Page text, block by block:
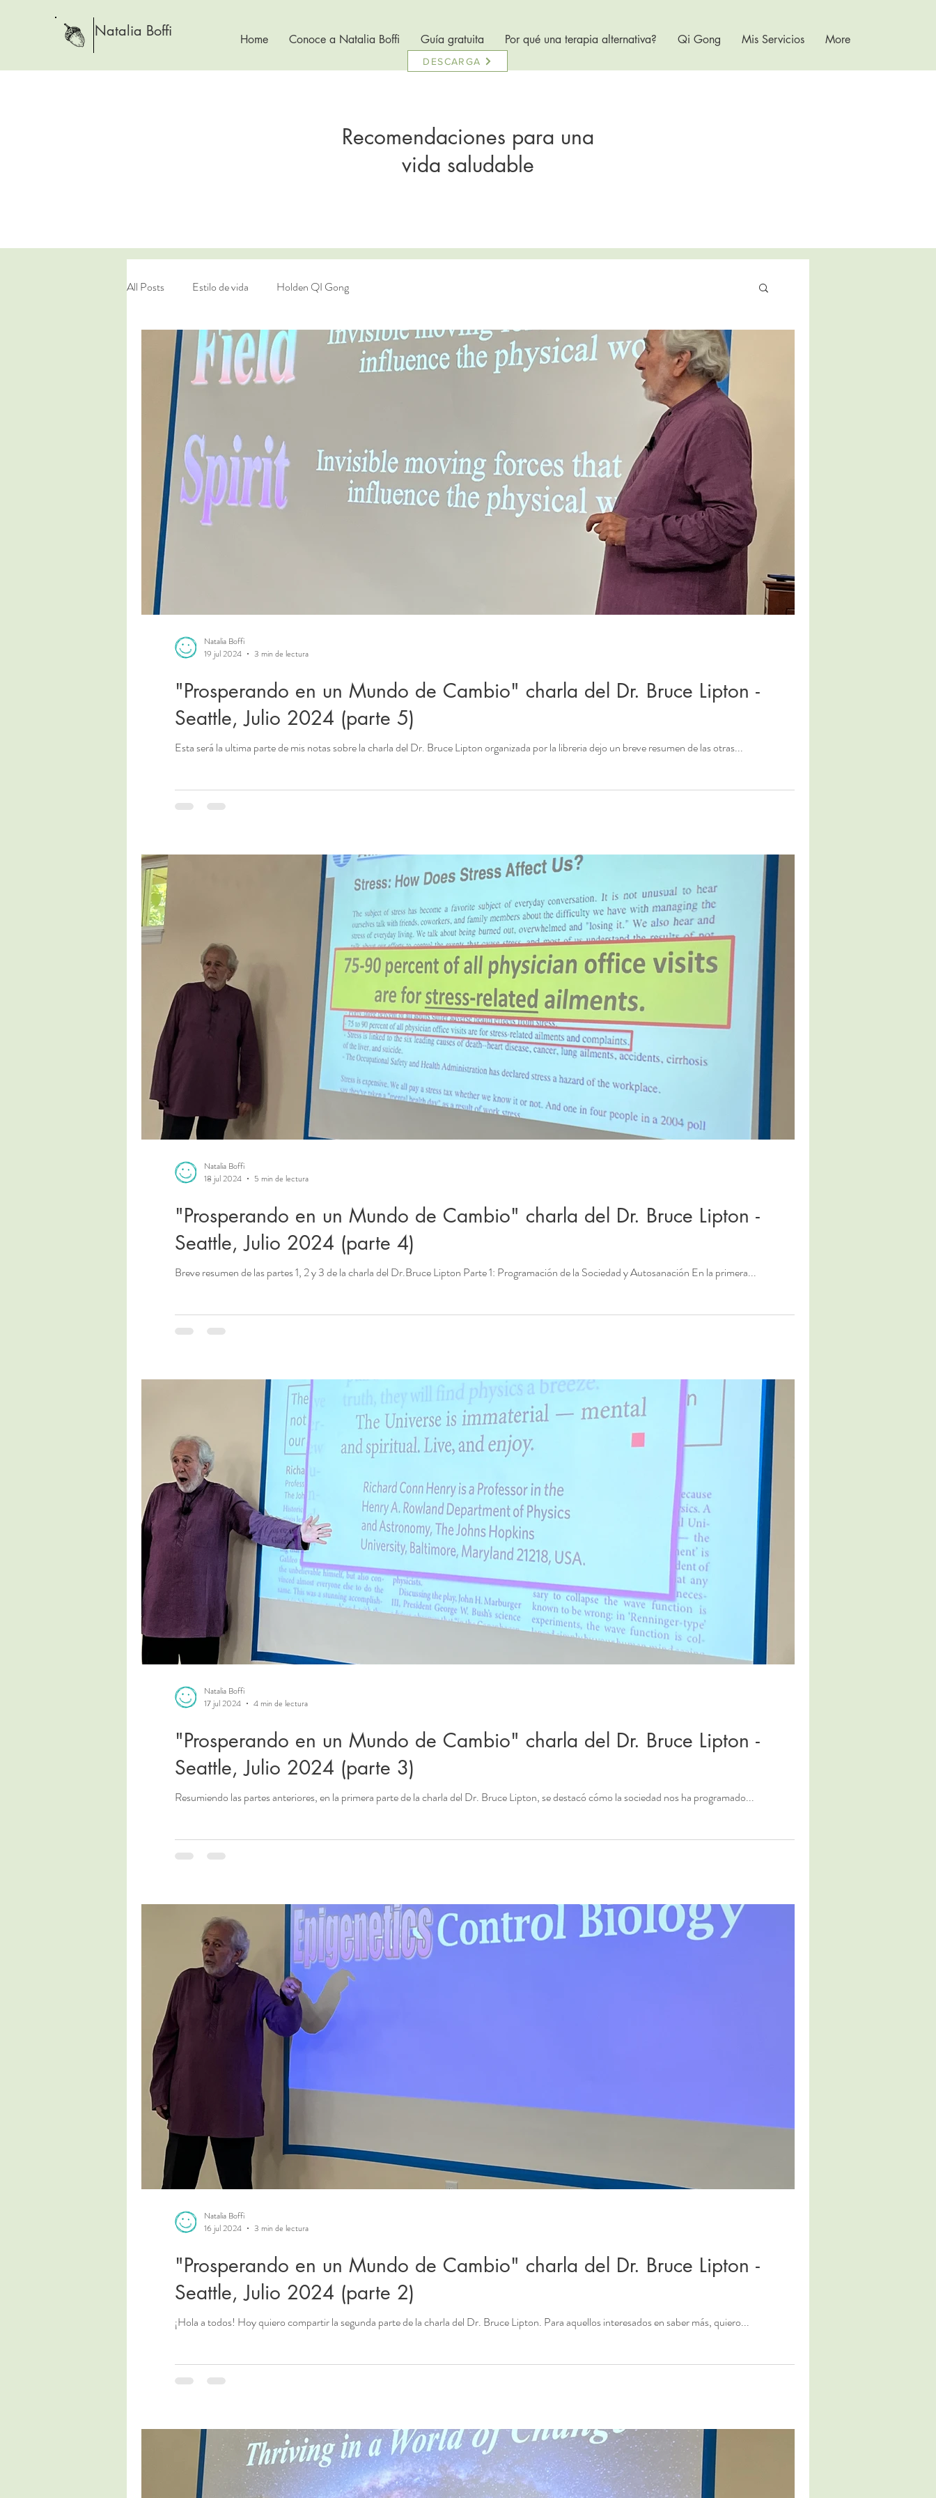
Natalia Boffi Home Conoce a Natalia Boffi Guía gratuita Por qué una terapia alternativa? Qi Gong Mis Servicios More
DESCARGA
Recomendaciones para una
vida saludable
All Posts Estilo de vida Holden QI Gong
"Prosperando en un Mundo de Cambio" charla del Dr. Bruce Lipton -
Seattle, Julio 2024 (parte 5)
Esta será la ultima parte de mis notas sobre la charla del Dr. Bruce Lipton organizada por la libreria dejo un breve resumen de las otras...
Natalia Boffi
19 jul 2024
3 min de lectura
"Prosperando en un Mundo de Cambio" charla del Dr. Bruce Lipton -
Seattle, Julio 2024 (parte 4)
Breve resumen de las partes 1, 2 y 3 de la charla del Dr.Bruce Lipton Parte 1: Programación de la Sociedad y Autosanación En la primera...
Natalia Boffi
18 jul 2024
5 min de lectura
"Prosperando en un Mundo de Cambio" charla del Dr. Bruce Lipton -
Seattle, Julio 2024 (parte 3)
Resumiendo las partes anteriores, en la primera parte de la charla del Dr. Bruce Lipton, se destacó cómo la sociedad nos ha programado...
Natalia Boffi
17 jul 2024
4 min de lectura
"Prosperando en un Mundo de Cambio" charla del Dr. Bruce Lipton -
Seattle, Julio 2024 (parte 2)
¡Hola a todos! Hoy quiero compartir la segunda parte de la charla del Dr. Bruce Lipton. Para aquellos interesados en saber más, quiero...
Natalia Boffi
16 jul 2024
3 min de lectura